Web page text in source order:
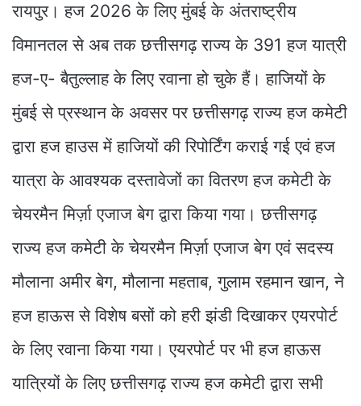
रायपुर। हज 2026 के लिए मुंबई के अंतराष्ट्रीय
विमानतल से अब तक छत्तीसगढ़ राज्य के 391 हज यात्री
हज-ए- बैतुल्लाह के लिए रवाना हो चुके हैं। हाजियों के
मुंबई से प्रस्थान के अवसर पर छत्तीसगढ़ राज्य हज कमेटी
द्वारा हज हाउस में हाजियों की रिपोर्टिंग कराई गई एवं हज
यात्रा के आवश्यक दस्तावेजों का वितरण हज कमेटी के
चेयरमैन मिर्ज़ा एजाज बेग द्वारा किया गया। छत्तीसगढ़
राज्य हज कमेटी के चेयरमैन मिर्ज़ा एजाज बेग एवं सदस्य
मौलाना अमीर बेग, मौलाना महताब, गुलाम रहमान खान, ने
हज हाऊस से विशेष बसों को हरी झंडी दिखाकर एयरपोर्ट
के लिए रवाना किया गया। एयरपोर्ट पर भी हज हाऊस
यात्रियों के लिए छत्तीसगढ़ राज्य हज कमेटी द्वारा सभी